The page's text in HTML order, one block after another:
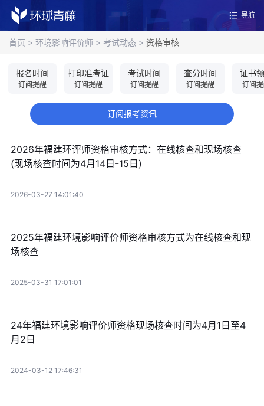
导航
首页 > 环境影响评价师 > 考试动态 > 资格审核
报名时间
订阅提醒
打印准考证
订阅提醒
考试时间
订阅提醒
查分时间
订阅提醒
证书
订阅
订阅报考资讯
2026年福建环评师资格审核方式：在线核查和现场核查
(现场核查时间为4月14日-15日)
2026-03-27 14:01:40
2025年福建环境影响评价师资格审核方式为在线核查和现
场核查
2025-03-31 17:01:01
24年福建环境影响评价师资格现场核查时间为4月1日至4
月2日
2024-03-12 17:46:31